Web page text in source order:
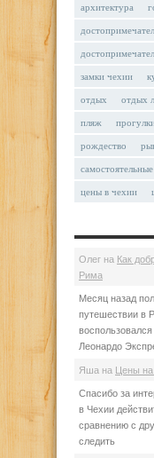
архитектура
замки чехии
отдых отдых
пляж
рождество
цены в чехии
Олег на Как
Рима
Месяц назад
путешествии в
Леонардо
Яша на Цены на
Спасибо за
в Чехии
сравнению с
следить